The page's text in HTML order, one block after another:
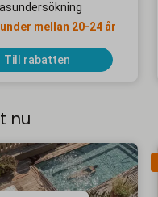
mellan 20-24 år
Till rabatten
nu